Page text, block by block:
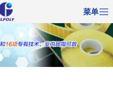
菜单